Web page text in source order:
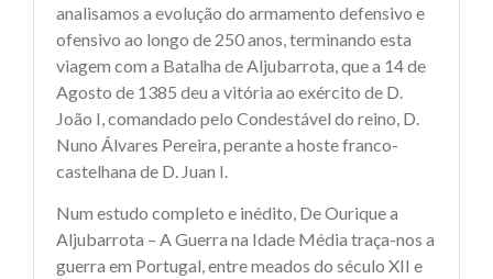
analisamos a evolução do armamento defensivo e
ofensivo ao longo de 250 anos, terminando esta
viagem com a Batalha de Aljubarrota, que a 14 de
Agosto de 1385 deu a vitória ao exército de D.
João I, comandado pelo Condestável do reino, D.
Nuno Álvares Pereira, perante a hoste franco-
castelhana de D. Juan I.
Num estudo completo e inédito, De Ourique a
Aljubarrota – A Guerra na Idade Média traça-nos a
guerra em Portugal, entre meados do século XII e